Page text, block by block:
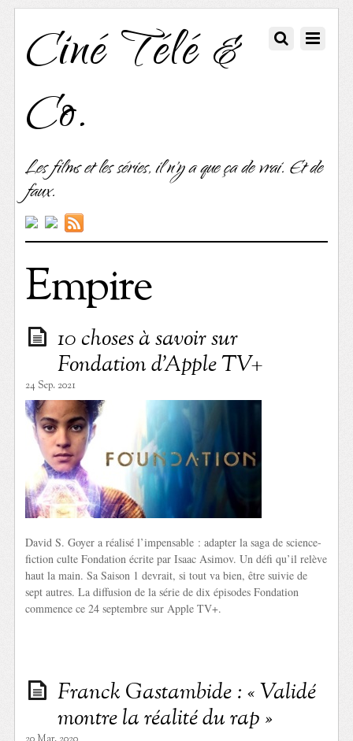
Ciné Télé &
Co.
Les films et les séries, il n'y a que ça de vrai. Et de
faux.
Empire
10 choses à savoir sur
Fondation d’Apple TV+
24 Sep. 2021
David S. Goyer a réalisé l’impensable : adapter la saga de science-
fiction culte Fondation écrite par Isaac Asimov. Un défi qu’il relève
haut la main. Sa Saison 1 devrait, si tout va bien, être suivie de
sept autres. La diffusion de la série de dix épisodes Fondation
commence ce 24 septembre sur Apple TV+.
Franck Gastambide : « Validé
montre la réalité du rap »